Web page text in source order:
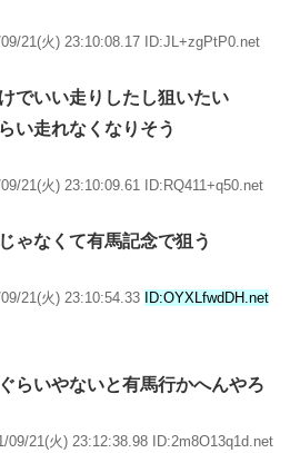
09/21(火) 23:10:08.17 ID:JL+zgPtP0.net
でいい走りしたし狙いたい
い走れなくなりそう
09/21(火) 23:10:09.61 ID:RQ411+q50.net
ゃなくて有馬記念で狙う
09/21(火) 23:10:54.33 ID:OYXLfwdDH.net
らいやないと有馬行かへんやろ
09/21(火) 23:12:38.98 ID:2m8O13q1d.net